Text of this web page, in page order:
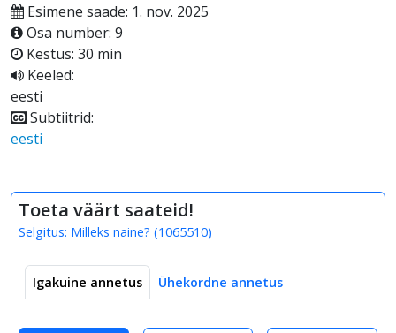
Esimene saade: 1. nov. 2025
Osa number: 9
Kestus: 30 min
Keeled:
eesti
Subtiitrid:
eesti
Toeta väärt saateid!
Selgitus: Milleks naine? (1065510)
Igakuine annetus Ühekordne annetus